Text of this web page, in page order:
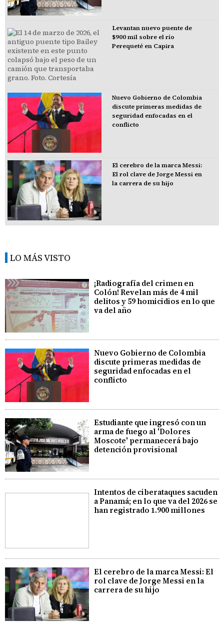
Levantan nuevo puente de
$900 mil sobre el río
Perequeté en Capira
Nuevo Gobierno de Colombia
discute primeras medidas de
seguridad enfocadas en el
conflicto
El cerebro de la marca Messi:
El rol clave de Jorge Messi en
la carrera de su hijo
LO MÁS VISTO
¡Radiografía del crimen en
Colón! Revelan más de 4 mil
delitos y 59 homicidios en lo que
va del año
Nuevo Gobierno de Colombia
discute primeras medidas de
seguridad enfocadas en el
conflicto
Estudiante que ingresó con un
arma de fuego al 'Dolores
Moscote' permanecerá bajo
detención provisional
Intentos de ciberataques sacuden
a Panamá; en lo que va del 2026 se
han registrado 1.900 millones
El cerebro de la marca Messi: El
rol clave de Jorge Messi en la
carrera de su hijo